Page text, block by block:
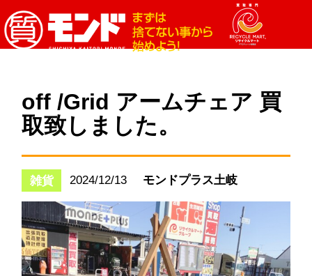
off /Grid アームチェア 買
取致しました。
雑貨 2024/12/13 モンドプラス土岐